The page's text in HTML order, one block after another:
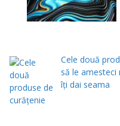
Cele două
să le amesteci
îţi dai seama